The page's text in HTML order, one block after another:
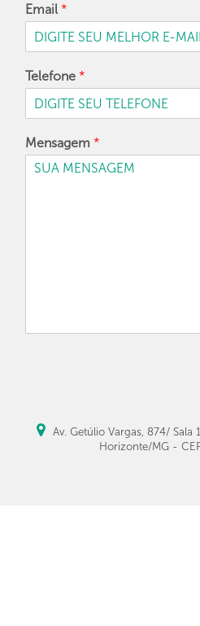
Email *
Telefone *
Mensagem *
Av. Getúlio Vargas, 874/
Horizonte/MG -